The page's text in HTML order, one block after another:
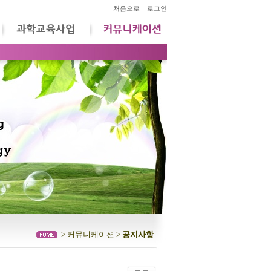
처음으로 로그인
> 커뮤니케이션 > 공지사항